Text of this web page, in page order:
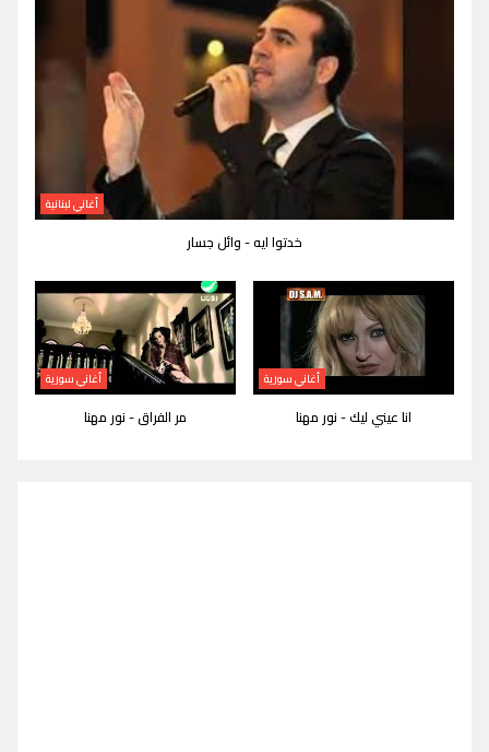
أغاني لبنانية
خدتوا ايه - وائل جسار
أغاني سورية
انا عيني ليك - نور مهنا
أغاني سورية
مر الفراق - نور مهنا